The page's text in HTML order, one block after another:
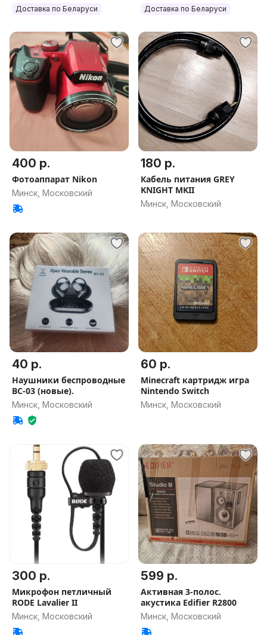
Доставка по Беларуси Доставка по Беларуси
400 р.
Фотоаппарат Nikon
Минск, Московский
180 р.
Кабель питания GREY
KNIGHT MKII
Минск, Московский
40 р.
Наушники беспроводные
BC-03 (новые).
Минск, Московский
60 р.
Minecraft картридж игра
Nintendo Switch
Минск, Московский
300 р.
Микрофон петличный
RODE Lavalier II
Минск, Московский
599 р.
Активная 3-полос.
акустика Edifier R2800
Минск, Московский